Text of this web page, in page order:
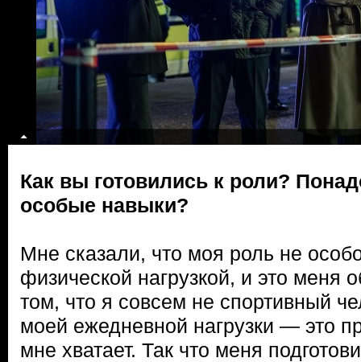
Как вы готовились к роли?
особые навыки?
Мне сказали, что моя роль не
физической нагрузкой, и это меня
том, что я совсем не спортивный
моей ежедневной нагрузки — это
мне хватает. Так что меня